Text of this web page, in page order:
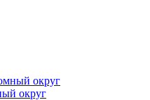
округ
округ